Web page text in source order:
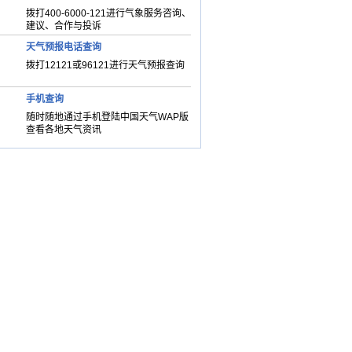
拨打400-6000-121进行气象服务咨询、
建议、合作与投诉
天气预报电话查询
拨打12121或96121进行天气预报查询
手机查询
随时随地通过手机登陆中国天气WAP版
查看各地天气资讯